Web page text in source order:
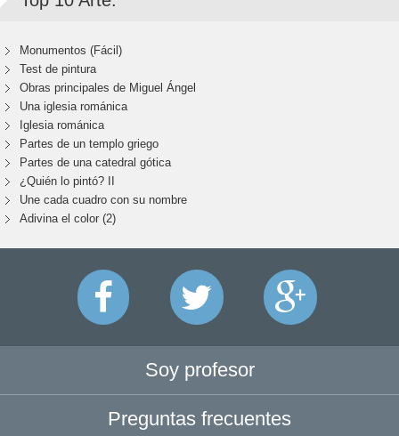
Monumentos (Fácil)
Test de pintura
Obras principales de Miguel Ángel
Una iglesia románica
Iglesia románica
Partes de un templo griego
Partes de una catedral gótica
¿Quién lo pintó? II
Une cada cuadro con su nombre
Adivina el color (2)
Soy profesor
Preguntas frecuentes